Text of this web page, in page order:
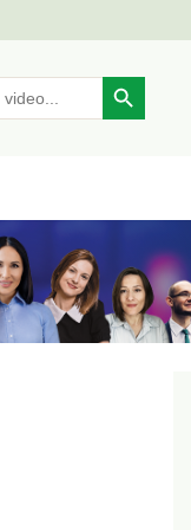
Search Button